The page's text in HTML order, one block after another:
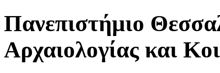
Πανεπιστήμιο
Αρχαιολογίας και